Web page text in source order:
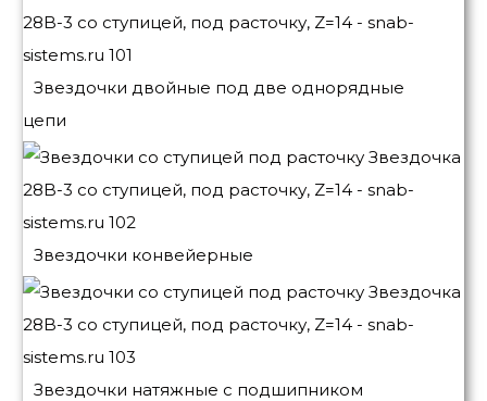
Звездочки двойные под две однорядные
цепи
Звездочки конвейерные
Звездочки натяжные с подшипником